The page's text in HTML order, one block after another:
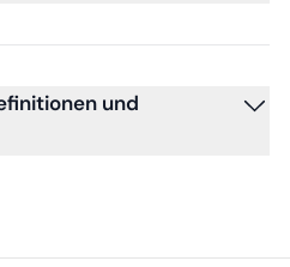
und